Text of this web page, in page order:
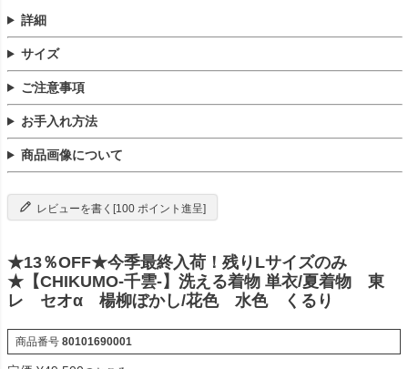
詳細
サイズ
ご注意事項
お手入れ方法
商品画像について
レビューを書く[100 ポイント進呈]
★13％OFF★今季最終入荷！残りLサイズのみ
★【CHIKUMO-千雲-】洗える着物 単衣/夏着物 東
レ セオα 楊柳ぼかし/花色 水色 くるり
商品番号 80101690001